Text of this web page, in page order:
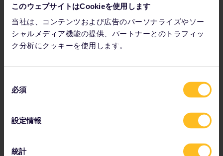
このウェブサイトはCookieを使用します
当社は、コンテンツおよび広告のパーソナライズやソー
シャルメディア機能の提供、パートナーとのトラフィッ
ク分析にクッキーを使用します。
必須
設定情報
統計
予約の詳細を確認
ホステルでの宿泊を予約
パスで割引を活用